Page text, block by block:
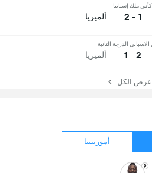
أموربييتا
9
كأس ملك إسبانيا
1 - 2 ألميريا
الدرجة الثانية
2 - 1 ألميريا
الكل